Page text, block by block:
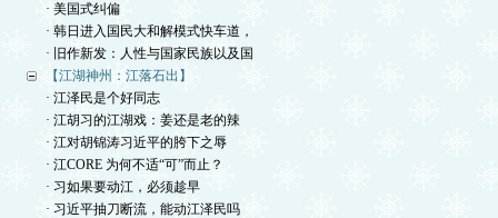
· 美国式纠偏
· 韩日进入国民大和解模式快车道，
· 旧作新发：人性与国家民族以及国
【江湖神州：江落石出】
· 江泽民是个好同志
· 江胡习的江湖戏：姜还是老的辣
· 江对胡锦涛习近平的胯下之辱
· 江CORE 为何不适“可”而止？
· 习如果要动江，必须趁早
· 习近平抽刀断流，能动江泽民吗